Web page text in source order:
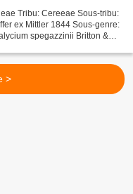
Tribu: Cereeae Sous-tribu:
ex Mittler 1844 Sous-genre:
spegazzinii Britton &
>